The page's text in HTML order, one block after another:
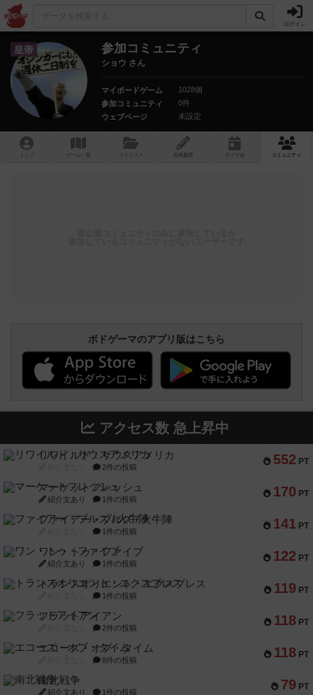
ログイン
皇帝 参加コミュニティ
ショウ さん
マイボードゲーム
1028個
参加コミュニティ
0件
ウェブページ
未設定
トップ ゲーム一覧 マイリスト 投稿履歴 ボ ドゲ コミュニティ
ボドゲーマのアプリ版はこちら
アクセス数 急上昇中
552 PT
リワイルド：サウスアメリカ
2件の投稿
170 PT
マーケットフレッシュ
紹介文あり 1件の投稿
141 PT
ファイアー・ブルズ / 火牛陣
1件の投稿
122 PT
ワン・トゥ・ファイブ
紹介文あり 1件の投稿
119 PT
トランスオリエント・エクスプレス
1件の投稿
118 PT
フラットアイアン
2件の投稿
118 PT
エコーズ・オブ・タイム
8件の投稿
79 PT
南北戦争
紹介文あり 1件の投稿